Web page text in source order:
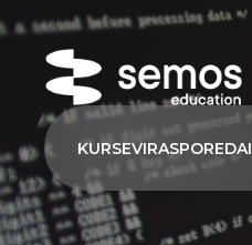
KURSEVIRASPOREDAI